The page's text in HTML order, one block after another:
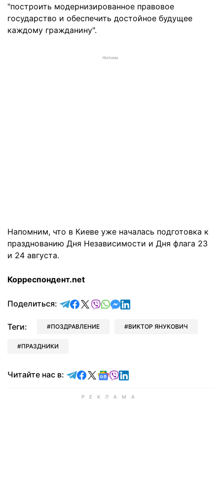
"построить модернизированное правовое
государство и обеспечить достойное будущее
каждому гражданину".
РЕКЛАМА
Напомним, что в Киеве уже началась подготовка к
празднованию Дня Независимости и Дня флага 23
и 24 августа.
Корреспондент.net
Поделиться: отправить в Telegram
поделиться в Facebook
поделиться в X
отправить в Viber
отправить в Whatsapp
отправить в Messenger
отправить в LinkedIn
Теги: ПОЗДРАВЛЕНИЕ ВИКТОР ЯНУКОВИЧ
ПРАЗДНИКИ
Читайте нас в: Читайте в Telegram
Читайте в Facebook
Читайте в X
Читайте в Google news
Читайте в Viber
Читайте в LinkedIn